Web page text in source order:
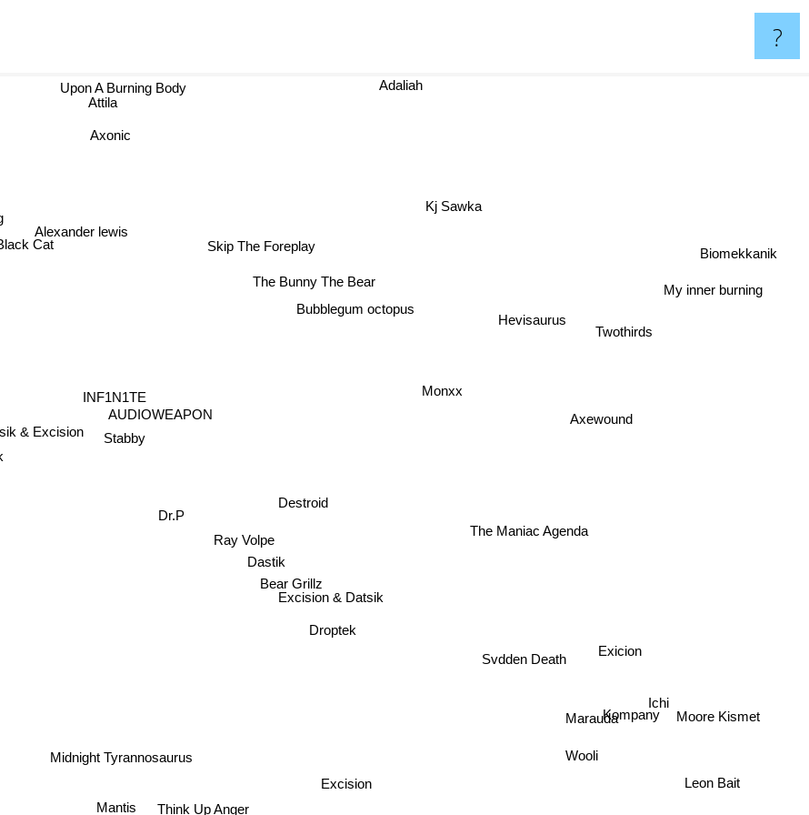
?
Destroid
Dastik
Excision & Datsik
Bear Grillz
Ray Volpe
Droptek
Dr.P
The Maniac Agenda
The Bunny The Bear
AUDIOWEAPON
Stabby
Bubblegum octopus
INF1N1TE
Excision
Axewound
Monxx
Skip The Foreplay
& Excision
Svdden Death
Kj Sawka
Exicion
Think Up Anger
Mantis
Midnight Tyrannosaurus
Alexander lewis
Cat
Ichi
My inner burning
Wooli
Kompany
Attila
Adaliah
Twothirds
Axonic
Moore Kismet
Leon Bait
Biomekkanik
Upon A Burning Body